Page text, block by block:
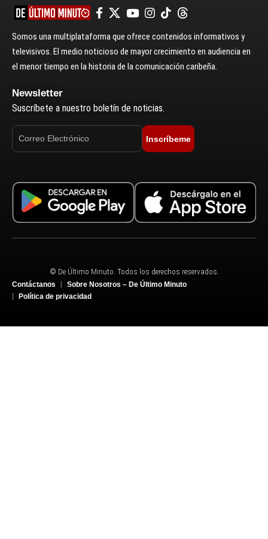
Somos una multiplataforma que ofrece contenidos informativos y
televisivos. El medio noticioso de mayor crecimiento en audiencia en
el menor tiempo en la historia de la comunicación caribeña.
Newsletter
Suscríbete a nuestro boletín de noticias.
Inscríbeme
© De Último Minuto. Todos los derechos reservados.
Contáctanos
Sobre Nosotros – De Último Minuto
Política de privacidad